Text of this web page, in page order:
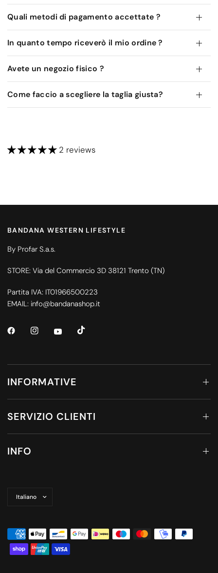
Quali metodi di pagamento accettate ?
In quanto tempo riceverò il mio ordine ?
Avete un negozio fisico ?
Come faccio a scegliere la taglia giusta?
2 reviews
BANDANA WESTERN LIFESTYLE
By Profar S.a.s.
STORE: Via del Commercio 3D 38121 Trento (TN)
Partita IVA: IT01966500223
EMAIL: info@bandanashop.it
INFORMATIVE
SERVIZIO CLIENTI
INFO
paese/area